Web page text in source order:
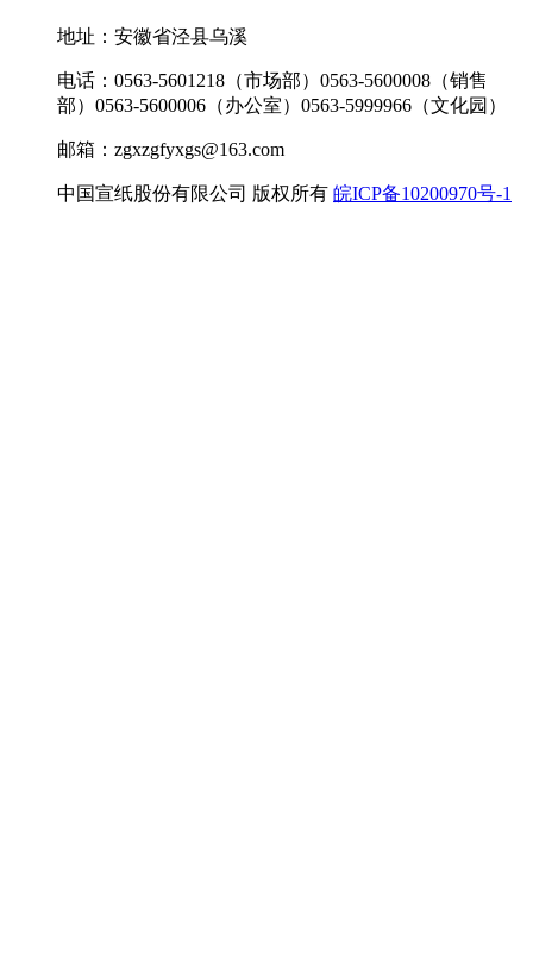
地址：安徽省泾县乌溪
电话：0563-5601218（市场部）0563-5600008（销售
部）0563-5600006（办公室）0563-5999966（文化园）
邮箱：zgxzgfyxgs@163.com
中国宣纸股份有限公司 版权所有 皖ICP备10200970号-1